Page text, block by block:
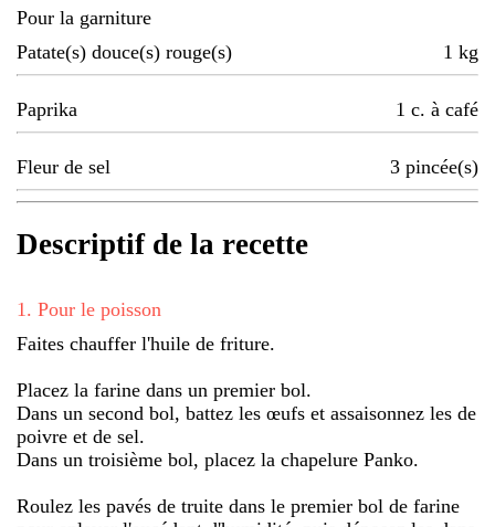
Pour la garniture
Patate(s) douce(s) rouge(s)
1 kg
Paprika 1 c. à café
Fleur de sel 3 pincée(s)
Descriptif de la recette
1 . Pour le poisson
Faites chauffer l'huile de friture.
Placez la farine dans un premier bol.
Dans un second bol, battez les œufs et assaisonnez les de
poivre et de sel.
Dans un troisième bol, placez la chapelure Panko.
Roulez les pavés de truite dans le premier bol de farine